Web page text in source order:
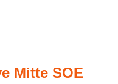
Mitte SOE